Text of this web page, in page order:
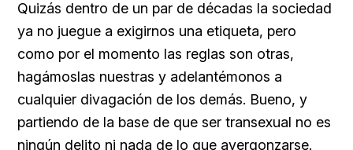
Quizás dentro de un par de décadas la sociedad
ya no juegue a exigirnos una etiqueta, pero
como por el momento las reglas son otras,
hagámoslas nuestras y adelantémonos a
cualquier divagación de los demás. Bueno, y
partiendo de la base de que ser transexual no es
ningún delito ni nada de lo que avergonzarse.